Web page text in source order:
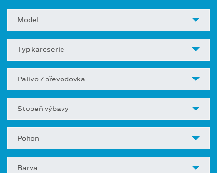
Model
Typ karoserie
Palivo / převodovka
Stupeň výbavy
Pohon
Barva